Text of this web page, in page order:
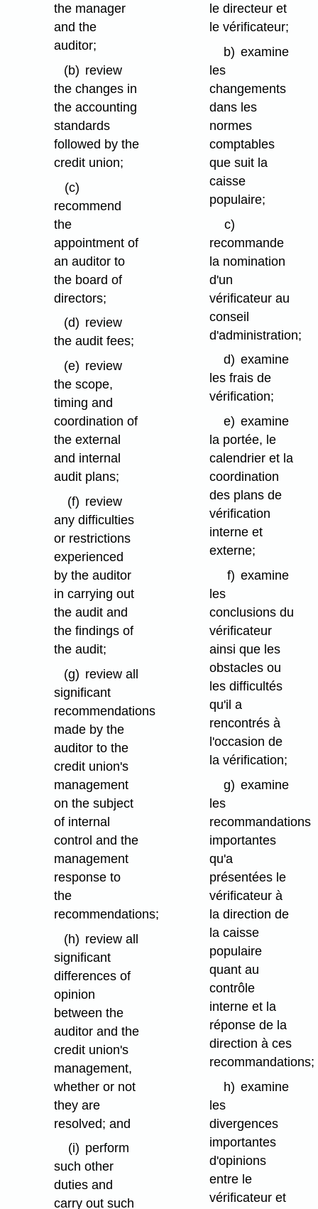
the manager
and the
auditor;
(b) review
the changes in
the accounting
standards
followed by the
credit union;
(c)
recommend
the
appointment of
an auditor to
the board of
directors;
(d) review
the audit fees;
(e) review
the scope,
timing and
coordination of
the external
and internal
audit plans;
(f) review
any difficulties
or restrictions
experienced
by the auditor
in carrying out
the audit and
the findings of
the audit;
(g) review all
significant
recommendations
made by the
auditor to the
credit union's
management
on the subject
of internal
control and the
management
response to
the
recommendations;
(h) review all
significant
differences of
opinion
between the
auditor and the
credit union's
management,
whether or not
they are
resolved; and
(i) perform
such other
duties and
carry out such
le directeur et
le vérificateur;
b) examine
les
changements
dans les
normes
comptables
que suit la
caisse
populaire;
c)
recommande
la nomination
d'un
vérificateur au
conseil
d'administration;
d) examine
les frais de
vérification;
e) examine
la portée, le
calendrier et la
coordination
des plans de
vérification
interne et
externe;
f) examine
les
conclusions du
vérificateur
ainsi que les
obstacles ou
les difficultés
qu'il a
rencontrés à
l'occasion de
la vérification;
g) examine
les
recommandations
importantes
qu'a
présentées le
vérificateur à
la direction de
la caisse
populaire
quant au
contrôle
interne et la
réponse de la
direction à ces
recommandations;
h) examine
les
divergences
importantes
d'opinions
entre le
vérificateur et